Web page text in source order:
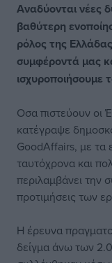
Αναδύονται νέες
βαθύτερη
ρόλος της
συμφέροντά μας
ισχυροποιήσουμε
Οσα πιστεύουν οι
κατέγραψε
GoodAffairs, με τα
ταυτόχρονα και
περιλαμβάνει την
προτιμήσεις των
Η έρευνα
δείγμα άνω των